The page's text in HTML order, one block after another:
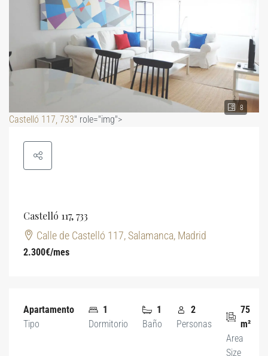
8
Castelló 117, 733" role="img">
Castelló 117, 733
Calle de Castelló 117, Salamanca, Madrid
2.300€/mes
Apartamento
Tipo
1
Dormitorio
1
Baño
2
Personas
75
m²
Area
Size